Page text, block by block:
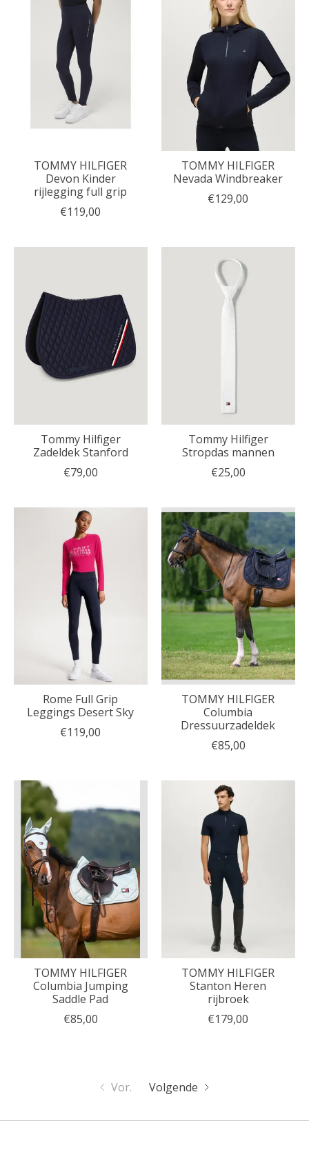
TOMMY HILFIGER
Devon Kinder
rijlegging full grip
€119,00
TOMMY HILFIGER
Nevada Windbreaker
€129,00
Tommy Hilfiger
Zadeldek Stanford
€79,00
Tommy Hilfiger
Stropdas mannen
€25,00
Rome Full Grip
Leggings Desert Sky
€119,00
TOMMY HILFIGER
Columbia
Dressuurzadeldek
€85,00
TOMMY HILFIGER
Columbia Jumping
Saddle Pad
€85,00
TOMMY HILFIGER
Stanton Heren
rijbroek
€179,00
Vor. Volgende